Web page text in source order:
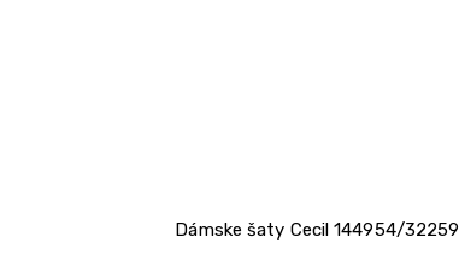
Dámske šaty Cecil 144954/32259